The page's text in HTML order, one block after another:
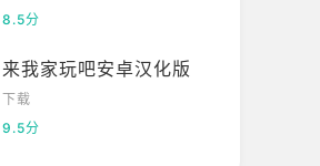
8.5分
来我家玩吧安卓汉化版
下载
9.5分